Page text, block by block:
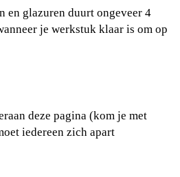
en glazuren duurt ongeveer 4
je werkstuk klaar is om op
deze pagina (kom je met
iedereen zich apart